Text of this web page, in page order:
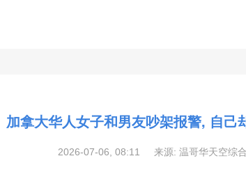
加拿大华人女子和男友吵架报警, 自己
2026-07-06, 08:11 来源: 温哥华天空综合